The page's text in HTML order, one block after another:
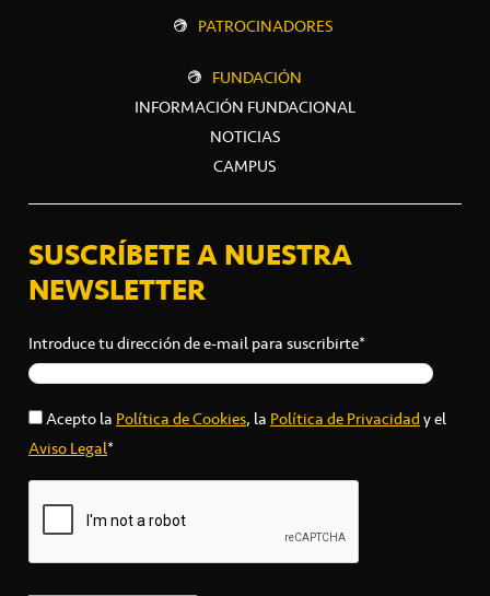
PATROCINADORES
FUNDACIÓN
INFORMACIÓN FUNDACIONAL
NOTICIAS
CAMPUS
SUSCRÍBETE A NUESTRA
NEWSLETTER
Introduce tu dirección de e-mail para suscribirte*
Acepto laPolítica de Cookies, laPolítica de Privacidady el
Aviso Legal*